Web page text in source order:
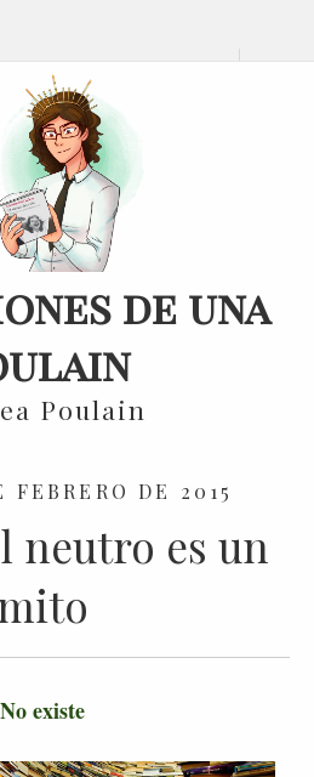
de una
Poulain
FEBRERO DE 2015
neutro es un
No existe